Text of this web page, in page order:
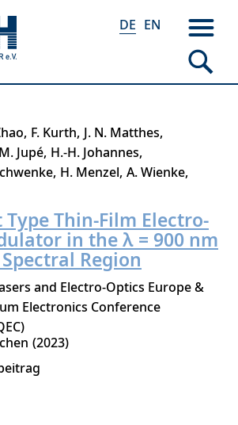
DE EN
F. Kurth J. N. Matthes
M. Jupé H.-H. Johannes
H. Menzel A. Wienke
Type Thin-Film Electro-
in the λ = 900 nm
Region
and Electro-Optics Europe &
Electronics Conference
2023